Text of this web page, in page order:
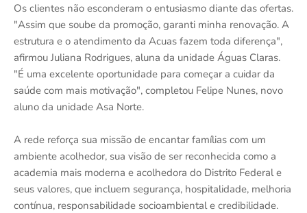
Os clientes não esconderam o entusiasmo diante das ofertas.
"Assim que soube da promoção, garanti minha renovação. A
estrutura e o atendimento da Acuas fazem toda diferença",
afirmou Juliana Rodrigues, aluna da unidade Águas Claras.
"É uma excelente oportunidade para começar a cuidar da
saúde com mais motivação", completou Felipe Nunes, novo
aluno da unidade Asa Norte.
A rede reforça sua missão de encantar famílias com um
ambiente acolhedor, sua visão de ser reconhecida como a
academia mais moderna e acolhedora do Distrito Federal e
seus valores, que incluem segurança, hospitalidade, melhoria
contínua, responsabilidade socioambiental e credibilidade.